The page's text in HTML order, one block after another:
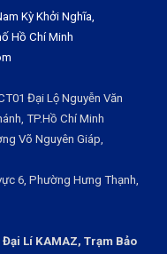
Kỳ Khởi Nghĩa,
Hồ Chí Minh
Đại Lộ Nguyễn Văn
TP.Hồ Chí Minh
Võ Nguyên Giáp,
6, Phường Hưng Thạnh,
Lí KAMAZ, Trạm Bảo